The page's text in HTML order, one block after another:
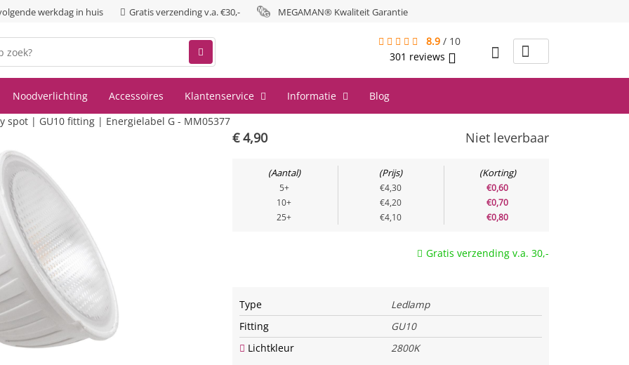
werkdag in huis Gratis verzending v.a. €30,- MEGAMAN® Kwaliteit Garantie
8.9 / 10
301 reviews
Noodverlichting Accessoires Klantenservice Informatie
Blog
spot | GU10 fitting | Energielabel G - MM05377
€4,90 Niet leverbaar
Aantal Prijs Korting
5+ €4,30
€0,60
10+
€4,20
€0,70
25+
€4,10 €0,80
Gratis verzending v.a. 30,-
Type
Ledlamp
Fitting
GU10
Lichtkleur
2800K